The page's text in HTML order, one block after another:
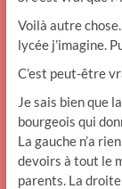
Voilà autre
lycée j’imagine.
C’est peut-être
Je sais bien que
bourgeois qui
La gauche n’a
devoirs à tout le
parents. La droite